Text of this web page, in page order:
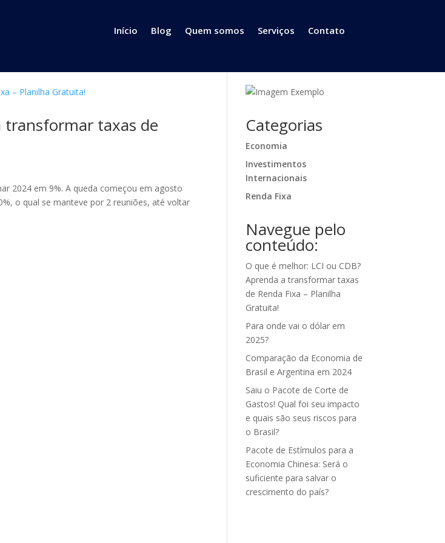
Início Blog Quem somos Serviços Contato
transformar taxas de
2024 em 9%. A queda começou em agosto
o qual se manteve por 2 reuniões, até voltar
Categorias
Economia
Investimentos
Internacionais
Renda Fixa
Navegue pelo
conteúdo:
O que é melhor: LCI ou CDB?
Aprenda a transformar taxas
de Renda Fixa – Planilha
Gratuita!
Para onde vai o dólar em
2025?
Comparação da Economia de
Brasil e Argentina em 2024
Saiu o Pacote de Corte de
Gastos! Qual foi seu impacto
e quais são seus riscos para
o Brasil?
Pacote de Estímulos para a
Economia Chinesa: Será o
suficiente para salvar o
crescimento do país?